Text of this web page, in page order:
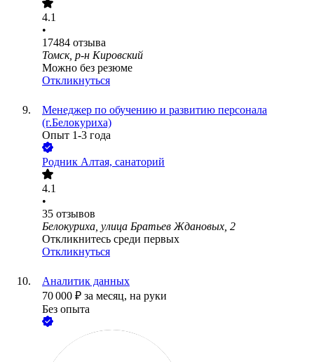
4.1
•
17484 отзыва
Томск, р-н Кировский
Можно без резюме
Откликнуться
Менеджер по обучению и развитию персонала
(г.Белокуриха)
Опыт 1-3 года
Родник Алтая, санаторий
4.1
•
35 отзывов
Белокуриха, улица Братьев Ждановых, 2
Откликнитесь среди первых
Откликнуться
Аналитик данных
70 000 ₽ за месяц, на руки
Без опыта